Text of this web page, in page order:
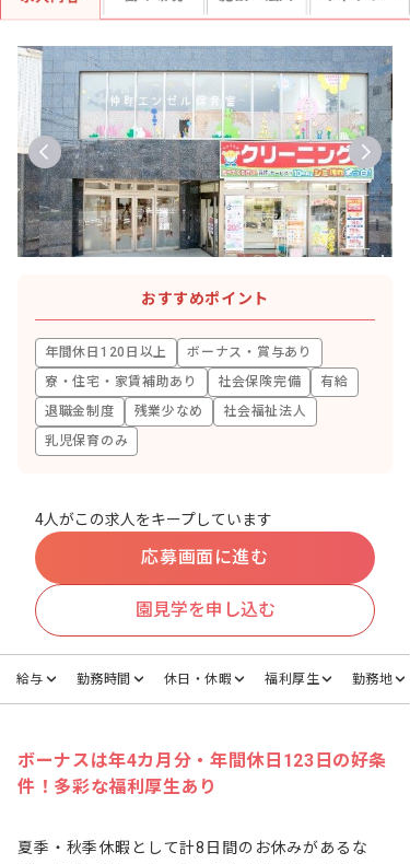
おすすめポイント
年間休日120日以上
ボーナス・賞与あり
寮・住宅・家賃補助あり
社会保険完備
有給
退職金制度
残業少なめ
社会福祉法人
乳児保育のみ
4人がこの求人をキープしています
応募画面に進む
園見学を申し込む
給与 勤務時間 休日・休暇 福利厚生 勤務地
ボーナスは年4カ月分・年間休日123日の好条
件！多彩な福利厚生あり
夏季・秋季休暇として計8日間のお休みがあるな